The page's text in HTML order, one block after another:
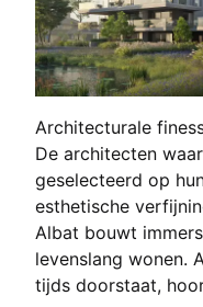
Architecturale
De architecten
geselecteerd op
esthetische
Albat bouwt
levenslang wonen.
tijds doorstaat,